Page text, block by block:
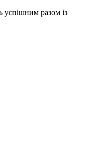
успішним разом із